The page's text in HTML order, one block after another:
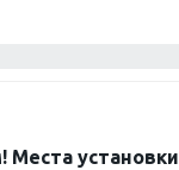
Места установки